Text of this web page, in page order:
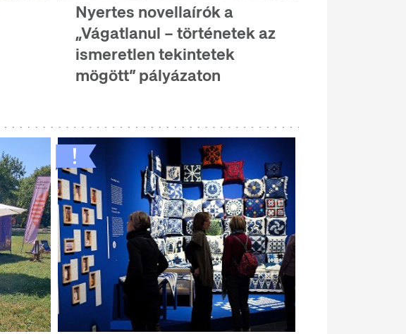
Nyertes novellaírók a
„Vágatlanul – történetek az
ismeretlen tekintetek
mögött” pályázaton